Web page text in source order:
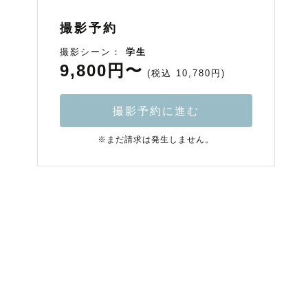
撮影予約
撮影シーン： 学生
9,800円〜 (税込 10,780円)
撮影予約に進む
※まだ請求は発生しません。